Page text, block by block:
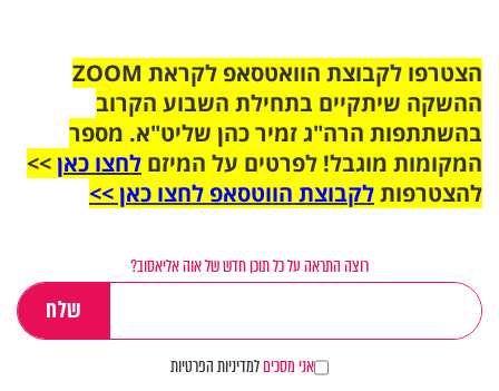
הצטרפו לקבוצת הוואטסאפ לקראת ZOOM
ההשקה שיתקיים בתחילת השבוע הקרוב
בהשתתפות הרה"ג זמיר כהן שליט"א. מספר
המקומות מוגבל! לפרטים על המיזם לחצו כאן>>
להצטרפותלקבוצת הווטסאפ לחצו כאן >>
רוצה התראה על כל תוכן חדש של אוה אליאסוב?
אני מסכיםלמדיניות הפרטיות